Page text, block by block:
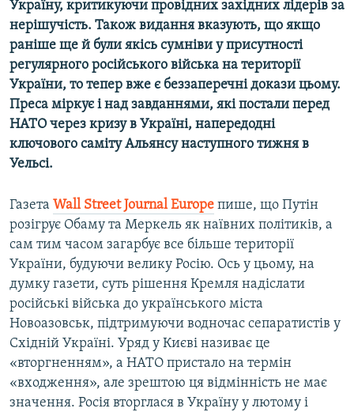
Усі сайти RFE/RL
Україну, критикуючи провідних західних лідерів за
нерішучість. Також видання вказують, що якщо
раніше ще й були якісь сумніви у присутності
регулярного російського війська на території
України, то тепер вже є беззаперечні докази цьому.
Преса міркує і над завданнями, які постали перед
НАТО через кризу в Україні, напередодні
ключового саміту Альянсу наступного тижня в
Уельсі.
Газета Wall Street Journal Europe пише, що Путін
розігрує Обаму та Меркель як наївних політиків, а
сам тим часом загарбує все більше території
України, будуючи велику Росію. Ось у цьому, на
думку газети, суть рішення Кремля надіслати
російські війська до українського міста
Новоазовськ, підтримуючи водночас сепаратистів у
Східній Україні. Уряд у Києві називає це
«вторгненням», а НАТО пристало на термін
«входження», але зрештою ця відмінність не має
значення. Росія вторглася в Україну у лютому і